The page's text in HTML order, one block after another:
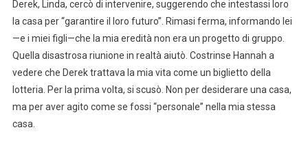
Derek, Linda, cercò di intervenire, suggerendo che intestassi loro
la casa per “garantire il loro futuro”. Rimasi ferma, informando lei
—e i miei figli—che la mia eredità non era un progetto di gruppo.
Quella disastrosa riunione in realtà aiutò. Costrinse Hannah a
vedere che Derek trattava la mia vita come un biglietto della
lotteria. Per la prima volta, si scusò. Non per desiderare una casa,
ma per aver agito come se fossi “personale” nella mia stessa
casa.